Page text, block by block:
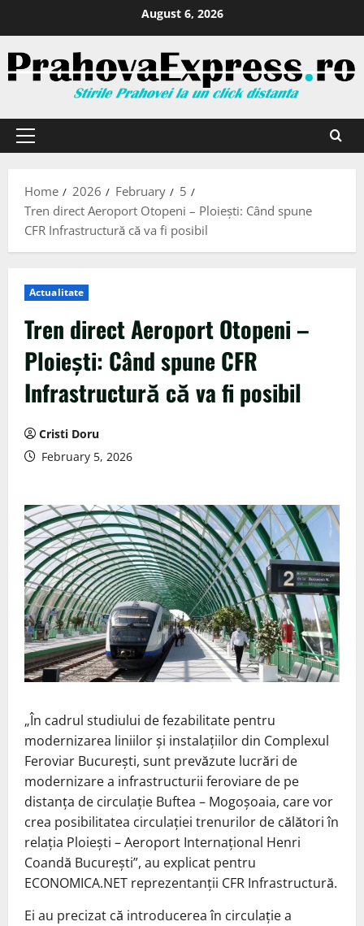
August 6, 2026
Home 2026 February
5
Tren direct Aeroport Otopeni – Ploiești: Când spune
CFR Infrastructură că va fi posibil
Actualitate
Tren direct Aeroport Otopeni –
Ploiești: Când spune CFR
Infrastructură că va fi posibil
Cristi Doru
February 5, 2026
„În cadrul studiului de fezabilitate pentru
modernizarea liniilor și instalațiilor din Complexul
Feroviar București, sunt prevăzute lucrări de
modernizare a infrastructurii feroviare de pe
distanța de circulație Buftea – Mogoșoaia, care vor
crea posibilitatea circulației trenurilor de călători în
relația Ploiești – Aeroport Internațional Henri
Coandă București”, au explicat pentru
ECONOMICA.NET reprezentanții CFR Infrastructură.
Ei au precizat că introducerea în circulație a